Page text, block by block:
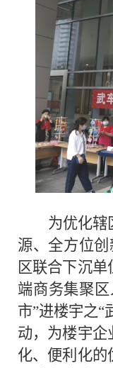
为优化辖
源、全方位创
区联合下沉
端商务集聚
市”进楼宇之“
动，为楼宇企
化、便利化的